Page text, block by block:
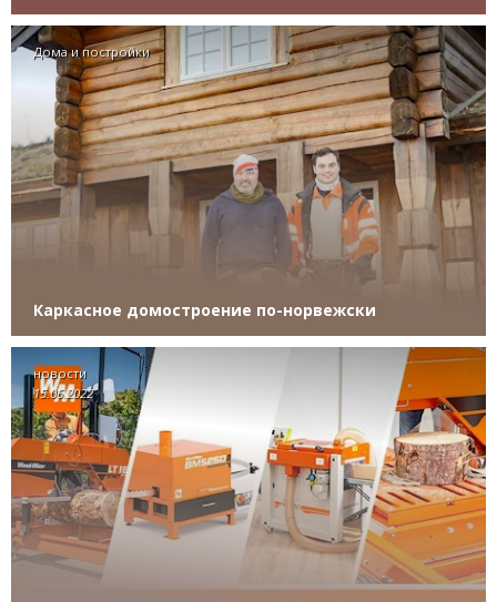
Дома и постройки
Каркасное домостроение по-норвежски
новости
15.06.2022